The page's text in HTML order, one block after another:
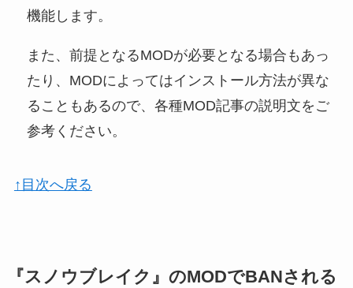
機能します。
また、前提となるMODが必要となる場合もあっ
たり、MODによってはインストール方法が異な
ることもあるので、各種MOD記事の説明文をご
参考ください。
↑目次へ戻る
『スノウブレイク』のMODでBANされる